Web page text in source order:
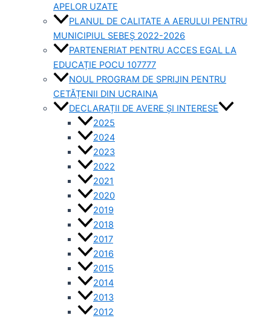
APELOR UZATE
PLANUL DE CALITATE A AERULUI PENTRU
MUNICIPIUL SEBEȘ 2022-2026
PARTENERIAT PENTRU ACCES EGAL LA
EDUCAȚIE POCU 107777
NOUL PROGRAM DE SPRIJIN PENTRU
CETĂȚENII DIN UCRAINA
DECLARAȚII DE AVERE ȘI INTERESE
2025
2024
2023
2022
2021
2020
2019
2018
2017
2016
2015
2014
2013
2012